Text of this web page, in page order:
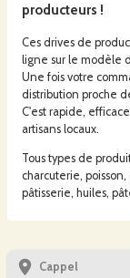
producteurs !
Ces drives de
ligne sur le modèle
Une fois votre
distribution proche
C'est rapide,
artisans locaux.
Tous types de
charcuterie,
pâtisserie, huiles,
Cappel